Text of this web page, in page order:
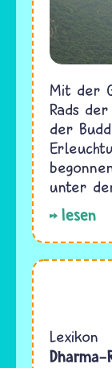
Mit der
Rads
der
unter
lesen
Buddhismus
Lexikon
Dharma-